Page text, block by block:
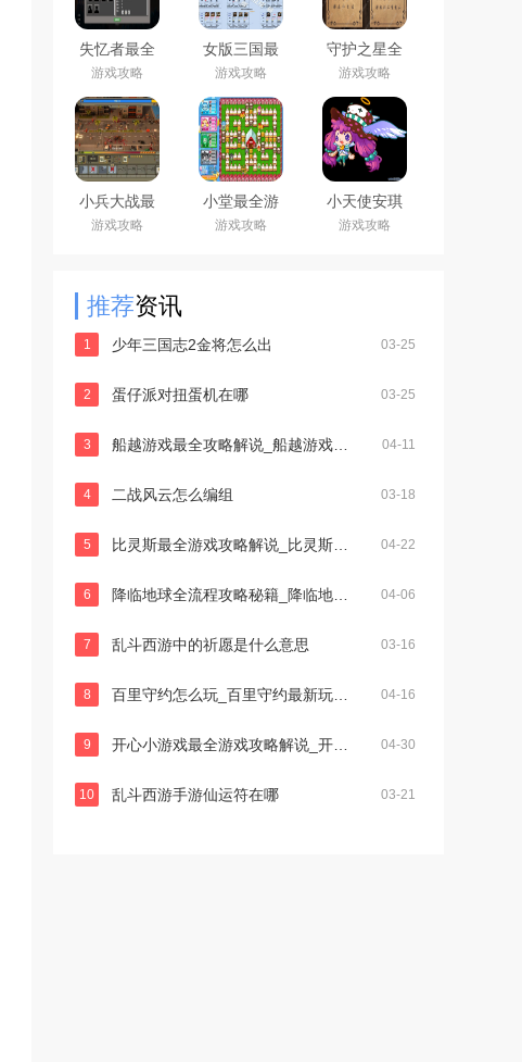
失忆者最全
游戏攻略解
说_失忆者最
新游戏技巧
通关
游戏攻略
女版三国最
全游戏攻略
解说_女版三
国最新游戏
技巧通关
游戏攻略
守护之星全
流程攻略解
说_守护之星
最新通关技
巧汇总
游戏攻略
小兵大战最
全游戏攻略
解说_小兵大
游戏攻略
小堂最全游
戏攻略解说_
小堂最新游
游戏攻略
小天使安琪
最全游戏攻
略解说_小天
游戏攻略
推荐资讯
1 少年三国志2金将怎么出 03-25
2 蛋仔派对扭蛋机在哪 03-25
3 04-11
4 二战风云怎么编组 03-18
5 04-22
6 04-06
7 乱斗西游中的祈愿是什么意思 03-16
8 04-16
9 04-30
10 乱斗西游手游仙运符在哪 03-21